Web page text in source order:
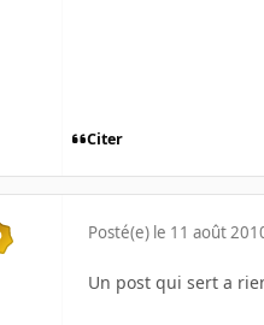
Citer
Posté(e) le 11 août
Un post qui sert a